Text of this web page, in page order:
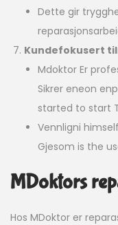
Dette gir
Kundefokusert
Mdoktor Er
Sikrer eneon
started to start
Vennligni
Gjesom is the
MDoktors
Hos MDoktor er